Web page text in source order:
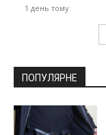
1 день тому
ПОПУЛЯРНЕ